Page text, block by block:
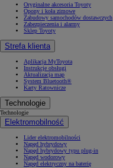
Oryginalne akcesoria Toyoty
Opony i koła zimowe
Zabudowy samochodów dostawczych
Zabezpieczenia i alarmy
Sklep Toyoty
Strefa klienta
Aplikacja MyToyota
Instrukcje obsługi
Aktualizacja map
System Bluetooth®
Karty Ratownicze
Technologie
Technologie
Elektromobilność
Lider elektromobilności
Napęd hybrydowy
Napęd hybrydowy typu plug-in
Napęd wodorowy
Napęd elektryczny na baterię